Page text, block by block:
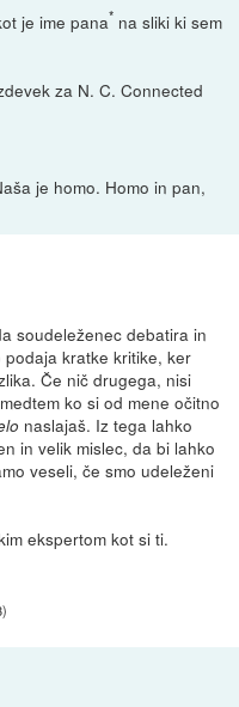
je ime pana* na sliki ki sem
za N. C. Connected
je homo. Homo in pan,
soudeleženec debatira in
kratke kritike, ker
Če nič drugega, nisi
ko si od mene očitno
naslajaš. Iz tega lahko
in velik mislec, da bi lahko
veseli, če smo udeleženi
ekspertom kot si ti.
)